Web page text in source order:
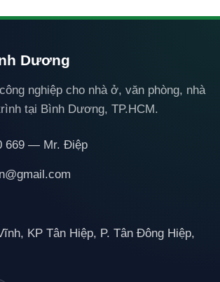
Dương
nghiệp cho nhà ở, văn phòng, nhà
tại Bình Dương, TP.HCM.
669 — Mr. Điệp
KP Tân Hiệp, P. Tân Đông Hiệp,